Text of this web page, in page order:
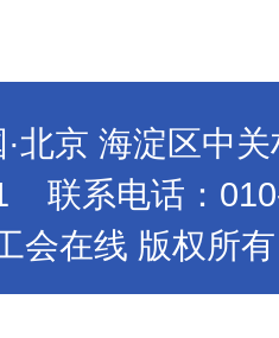
北京 海淀区中
联系电话：
会在线 版权所